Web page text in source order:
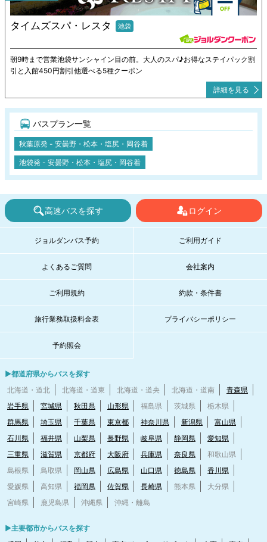
タイムズスパ・レスタ 池袋
朝9時まで営業池袋サンシャイン目の前。大人のスパ♪お得なステイパック割
引と入館450円割引他選べる5種クーポン
詳細を見る
バスプラン一覧
秋葉原発 - 安曇野・松本・塩尻・岡谷着
池袋発 - 安曇野・松本・塩尻・岡谷着
高速バスを探す ログイン
ジョルダンバス予約 ご利用ガイド
よくあるご質問 会社案内
ご利用規約 約款・条件書
旅行業務取扱料金表 プライバシーポリシー
予約照会
▶都道府県からバスを探す
北海道・道北
北海道・道東 北海道・道央 北海道・道南
青森県
岩手県
宮城県 秋田県 山形県 福島県 茨城県
栃木県
群馬県
埼玉県 千葉県 東京都 神奈川県 新潟県
富山県
石川県
福井県 山梨県 長野県 岐阜県 静岡県
愛知県
三重県
滋賀県 京都府 大阪府 兵庫県 奈良県
和歌山県
島根県
鳥取県 岡山県 広島県 山口県 徳島県
香川県
愛媛県
高知県 福岡県 佐賀県 長崎県 熊本県
大分県
宮崎県
鹿児島県 沖縄県 沖縄・離島
▶主要都市からバスを探す